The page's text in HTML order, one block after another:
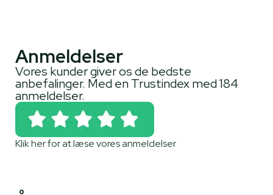
Anmeldelser
Vores kunder giver os de bedste
anbefalinger. Med en Trustindex med 184
anmeldelser.
Klik her for at læse vores anmeldelser